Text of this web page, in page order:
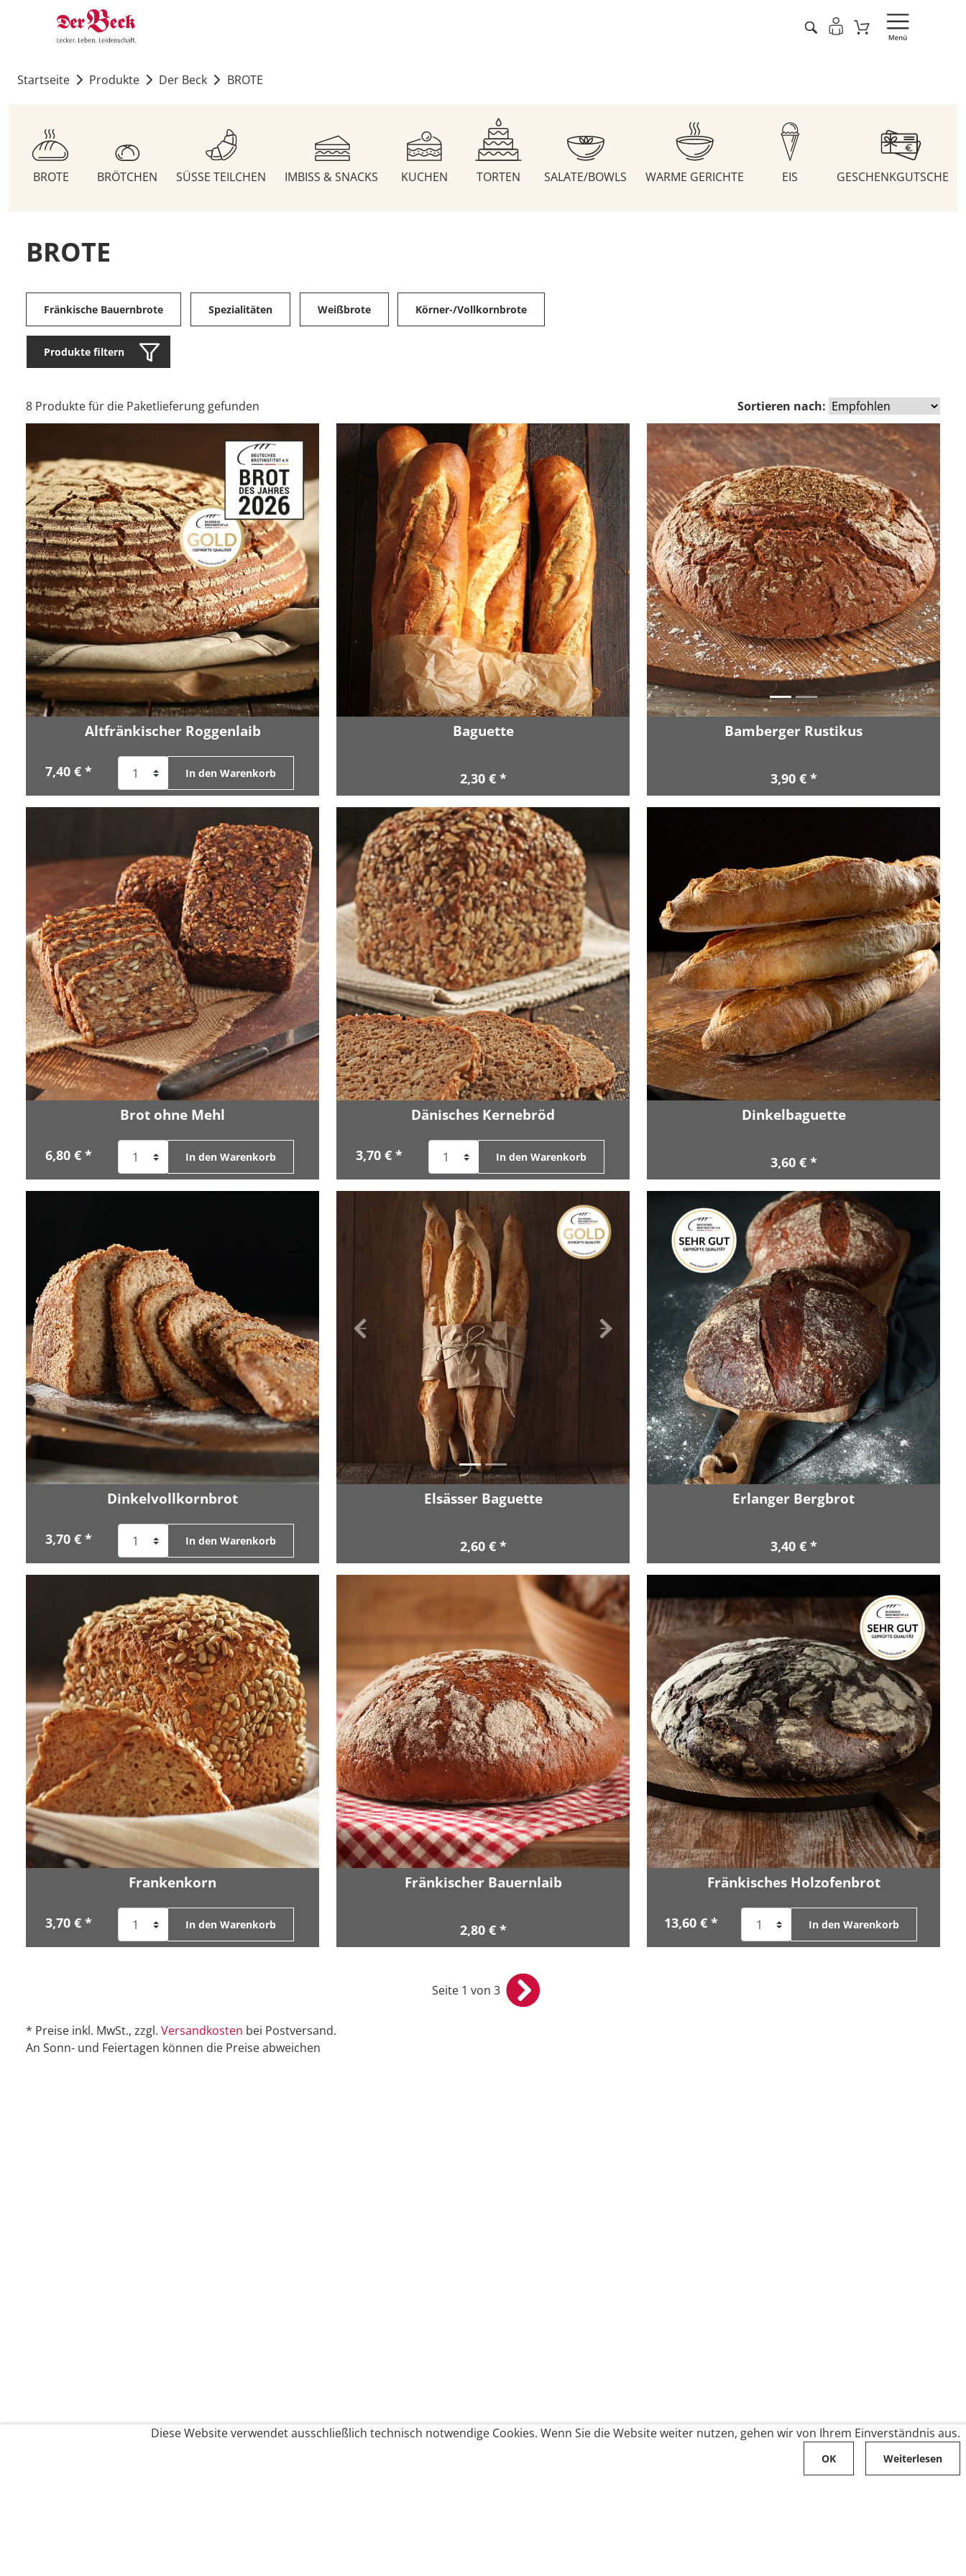
Startseite Produkte Der Beck BROTE
BROTE BRÖTCHEN SÜSSE TEILCHEN IMBISS & SNACKS KUCHEN TORTEN SALATE/BOWLS WARME GERICHTE EIS GESCHENKGUTSCHEINE
BROTE
Fränkische Bauernbrote Spezialitäten Weißbrote Körner-/Vollkornbrote
Produkte filtern
8 Produkte für die Paketlieferung gefunden Sortieren nach:
Altfränkischer Roggenlaib
7,40 € * In den Warenkorb
Baguette
2,30 € *
Zurück Vor
Bamberger Rustikus
3,90 € *
Brot ohne Mehl
6,80 € * In den Warenkorb
Dänisches Kernebröd
3,70 € * In den Warenkorb
Dinkelbaguette
3,60 € *
Dinkelvollkornbrot
3,70 € * In den Warenkorb
Zurück Vor
Elsässer Baguette
2,60 € *
Erlanger Bergbrot
3,40 € *
Frankenkorn
3,70 € * In den Warenkorb
Fränkischer Bauernlaib
2,80 € *
Fränkisches Holzofenbrot
13,60 € * In den Warenkorb
Seite 1 von 3
* Preise inkl. MwSt., zzgl. Versandkosten bei Postversand.
An Sonn- und Feiertagen können die Preise abweichen
Diese Website verwendet ausschließlich technisch notwendige Cookies. Wenn Sie die Website weiter nutzen, gehen wir von Ihrem Einverständnis aus.
OK Weiterlesen